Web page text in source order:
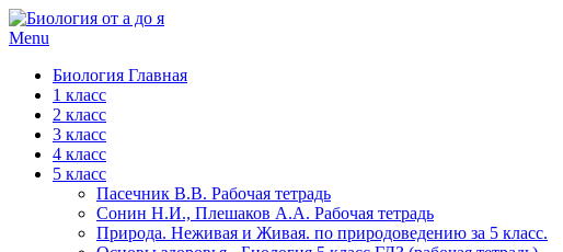
Menu
Биология Главная
1 класс
2 класс
3 класс
4 класс
5 класс
Пасечник В.В. Рабочая тетрадь
Сонин Н.И., Плешаков А.А. Рабочая тетрадь
Природа. Неживая и Живая. по природоведению за 5 класс.